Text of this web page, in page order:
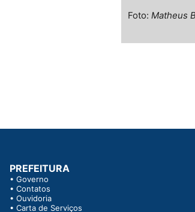
Foto: Matheus
PREFEITURA
•Governo
•Contatos
•Ouvidoria
•Carta de Serviços